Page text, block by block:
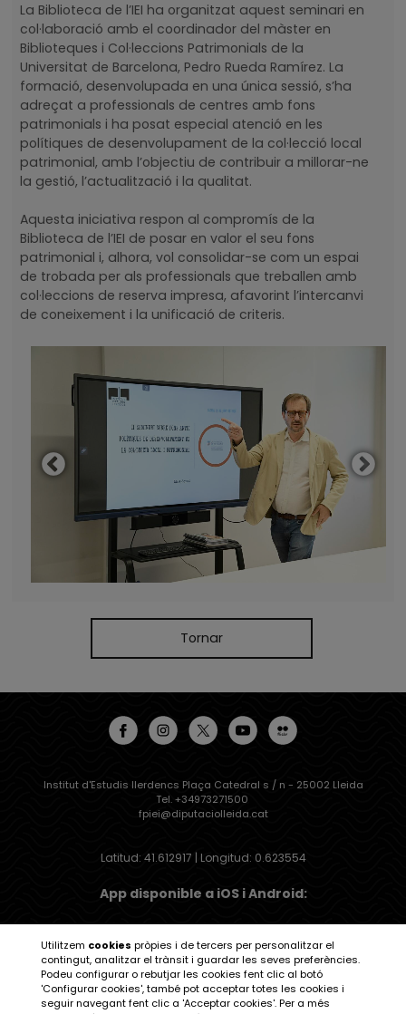
La Biblioteca de l’IEI ha organitzat aquest seminari en
col·laboració amb el coordinador del màster en
Biblioteques i Col·leccions Patrimonials de la
Universitat de Barcelona, Pedro Rueda Ramírez. La
formació, desenvolupada en una única sessió, s’ha
adreçat a professionals de centres amb fons
patrimonials i ha posat especial atenció en les
polítiques de desenvolupament de la col·lecció local
patrimonial, amb l’objectiu de contribuir a millorar-ne
la gestió, l’actualització i la qualitat.
Aquesta iniciativa respon al compromís de la
Biblioteca de l’IEI de posar en valor el seu fons
patrimonial i, alhora, vol consolidar-se com un espai
de trobada per als professionals que treballen amb
col·leccions de reserva impresa, afavorint l’intercanvi
de coneixement i la unificació de criteris.
Tornar
Institut d'Estudis Ilerdencs Plaça Catedral s / n - 25002 Lleida
Tel. +34973271500
fpiei@diputaciolleida.cat
Latitud: 41.612917 | Longitud: 0.623554
App disponible a iOS i Android:
Institut d'Estudis Ilerdencs
Utilitzem cookies pròpies i de tercers per personalitzar el
contingut, analitzar el trànsit i guardar les seves preferències.
Podeu configurar o rebutjar les cookies fent clic al botó
'Configurar cookies', també pot acceptar totes les cookies i
seguir navegant fent clic a 'Acceptar cookies'. Per a més